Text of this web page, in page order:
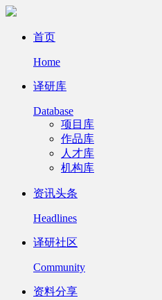
首页
Home
译研库
Database
项目库
作品库
人才库
机构库
资讯头条
Headlines
译研社区
Community
资料分享